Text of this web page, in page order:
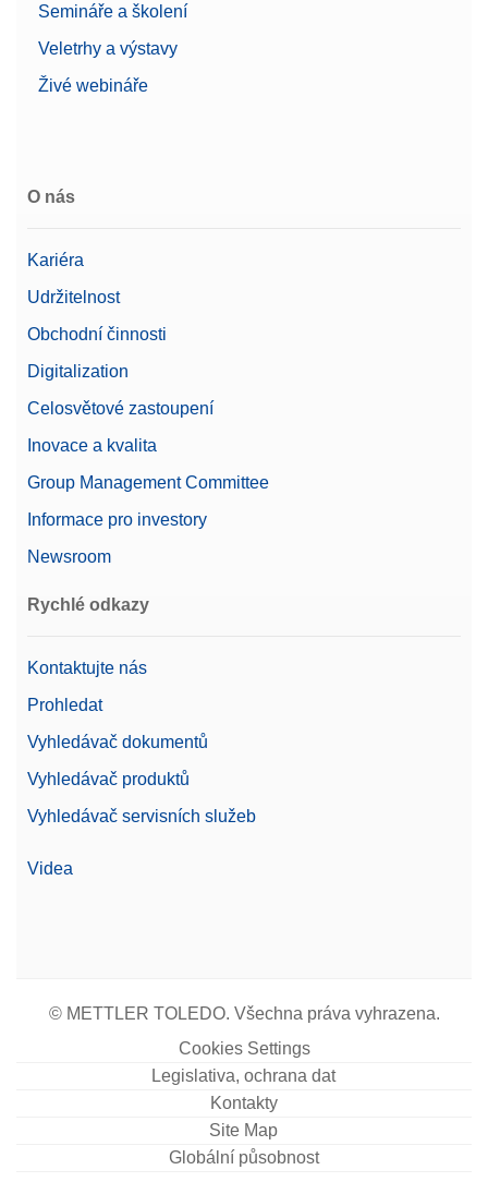
Semináře a školení
Veletrhy a výstavy
Živé webináře
O nás
Kariéra
Udržitelnost
Obchodní činnosti
Digitalization
Celosvětové zastoupení
Inovace a kvalita
Group Management Committee
Informace pro investory
Newsroom
Rychlé odkazy
Kontaktujte nás
Prohledat
Vyhledávač dokumentů
Vyhledávač produktů
Vyhledávač servisních služeb
Videa
© METTLER TOLEDO. Všechna práva vyhrazena.
Cookies Settings
Legislativa, ochrana dat
Kontakty
Site Map
Globální působnost